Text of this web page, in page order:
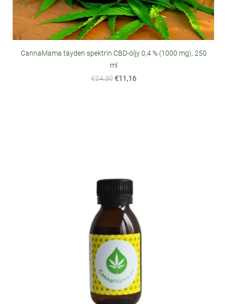
CannaMama täyden spektrin CBD-öljy 0,4 % (1000 mg), 250
ml
€24,30 €11,16